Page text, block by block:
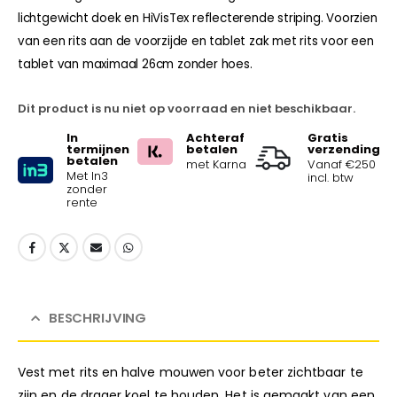
lichtgewicht doek en HiVisTex reflecterende striping. Voorzien
van een rits aan de voorzijde en tablet zak met rits voor een
tablet van maximaal 26cm zonder hoes.
Dit product is nu niet op voorraad en niet beschikbaar.
In
termijnen
betalen
Met In3
zonder
rente
Achteraf
betalen
met Karna
Gratis
verzending
Vanaf €250
incl. btw
BESCHRIJVING
Vest met rits en halve mouwen voor beter zichtbaar te